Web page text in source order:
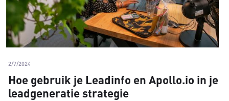
2/7/2024
Hoe gebruik je Leadinfo en Apollo.io in je
leadgeneratie strategie